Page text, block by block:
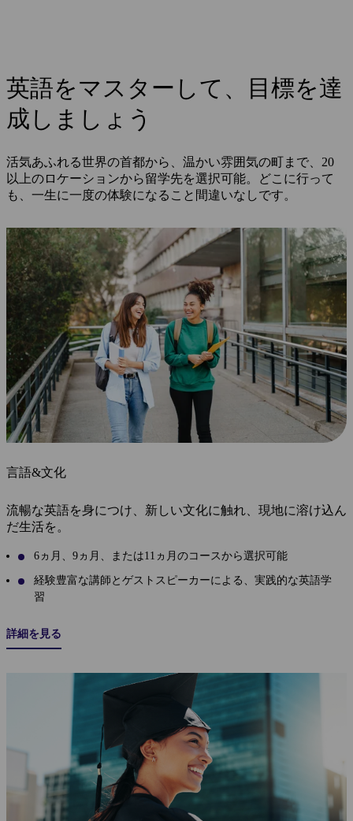
英語をマスターして、目標を達
成しましょう
活気あふれる世界の首都から、温かい雰囲気の町まで、20
以上のロケーションから留学先を選択可能。どこに行って
も、一生に一度の体験になること間違いなしです。
言語&文化
流暢な英語を身につけ、新しい文化に触れ、現地に溶け込ん
だ生活を。
6ヵ月、9ヵ月、または11ヵ月のコースから選択可能
経験豊富な講師とゲストスピーカーによる、実践的な英語学
習
詳細を見る